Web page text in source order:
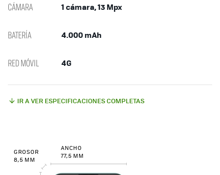
CÁMARA 1 cámara, 13 Mpx
BATERÍA 4.000 mAh
RED MÓVIL 4G
IR A VER ESPECIFICACIONES COMPLETAS
GROSOR
8,5 MM
ANCHO
77,5 MM